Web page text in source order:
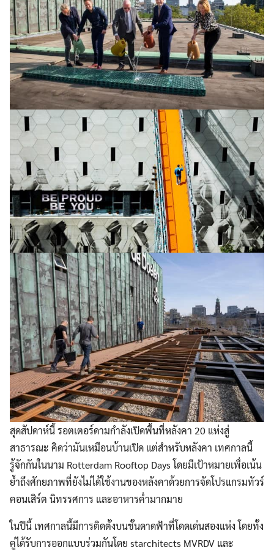
สุดสัปดาห์นี้ รอตเตอร์ดามกำลังเปิดพื้นที่หลังคา 20 แห่งสู่
สาธารณะ คิดว่ามันเหมือนบ้านเปิด แต่สำหรับหลังคา เทศกาลนี้
รู้จักกันในนาม Rotterdam Rooftop Days โดยมีเป้าหมายเพื่อเน้น
ย้ำถึงศักยภาพที่ยังไม่ได้ใช้งานของหลังคาด้วยการจัดโปรแกรมทัวร์
คอนเสิร์ต นิทรรศการ และอาหารค่ำมากมาย
ในปีนี้ เทศกาลนี้มีการติดตั้งบนชั้นดาดฟ้าที่โดดเด่นสองแห่ง โดยทั้ง
คู่ได้รับการออกแบบร่วมกันโดย starchitects MVRDV และ